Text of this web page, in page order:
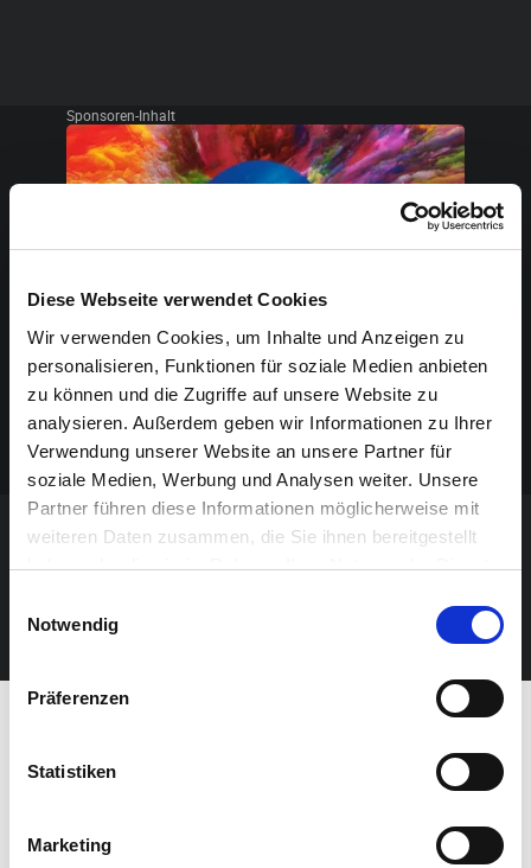
Diese Webseite verwendet Cookies
Wir verwenden Cookies, um Inhalte und Anzeigen zu
personalisieren, Funktionen für soziale Medien anbieten
zu können und die Zugriffe auf unsere Website zu
analysieren. Außerdem geben wir Informationen zu Ihrer
Verwendung unserer Website an unsere Partner für
soziale Medien, Werbung und Analysen weiter. Unsere
Partner führen diese Informationen möglicherweise mit
weiteren Daten zusammen, die Sie ihnen bereitgestellt
haben oder die sie im Rahmen Ihrer Nutzung der Dienste
Notwendig
Präferenzen
Statistiken
Marketing
Sponsoren-Inhalt
VERANSTALTUNG VERPASST?
JETZT UNSEREN NEWSLETTER ABONNIEREN